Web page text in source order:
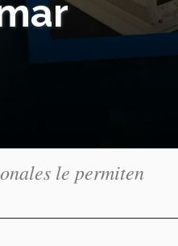
le permiten